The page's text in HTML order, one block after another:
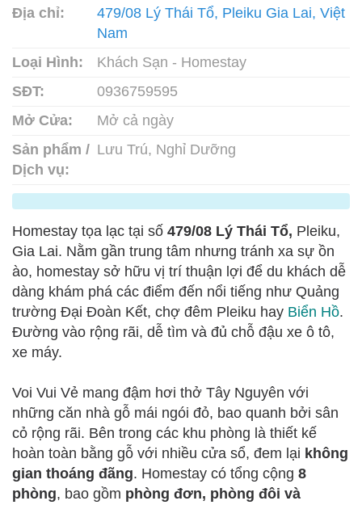
Địa chỉ:
479/08 Lý Thái Tổ, Pleiku Gia Lai, Việt
Nam
Loại Hình:
Khách Sạn - Homestay
SĐT:
0936759595
Mở Cửa:
Mở cả ngày
Sản phẩm /
Dịch vụ:
Lưu Trú, Nghỉ Dưỡng
Homestay tọa lạc tại số 479/08 Lý Thái Tổ, Pleiku,
Gia Lai. Nằm gần trung tâm nhưng tránh xa sự ồn
ào, homestay sở hữu vị trí thuận lợi để du khách dễ
dàng khám phá các điểm đến nổi tiếng như Quảng
trường Đại Đoàn Kết, chợ đêm Pleiku hay Biển Hồ.
Đường vào rộng rãi, dễ tìm và đủ chỗ đậu xe ô tô,
xe máy.
Voi Vui Vẻ mang đậm hơi thở Tây Nguyên với
những căn nhà gỗ mái ngói đỏ, bao quanh bởi sân
cỏ rộng rãi. Bên trong các khu phòng là thiết kế
hoàn toàn bằng gỗ với nhiều cửa sổ, đem lại không
gian thoáng đãng. Homestay có tổng cộng 8
phòng, bao gồm phòng đơn, phòng đôi và